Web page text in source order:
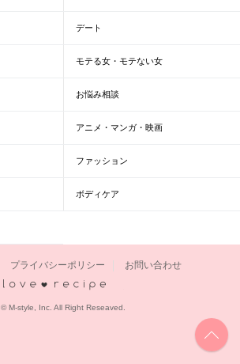
デート
モテる女・モテない女
お悩み相談
アニメ・マンガ・映画
ファッション
ボディケア
プライバシーポリシー お問い合わせ
© M-style, Inc. All Right Reseaved.